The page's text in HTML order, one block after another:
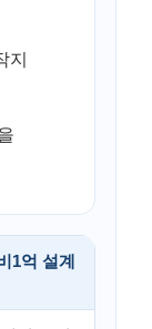
지
1억 설계